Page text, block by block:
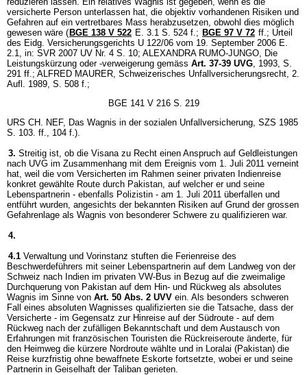
versicherte Person unterlassen hat, die objektiv vorhandenen Risiken und
Gefahren auf ein vertretbares Mass herabzusetzen, obwohl dies möglich
gewesen wäre ( BGE 138 V 522 E. 3.1 S. 524 f.; BGE 97 V 72 ff.; Urteil
des Eidg. Versicherungsgerichts U 122/06 vom 19. September 2006 E.
2.1, in: SVR 2007 UV Nr. 4 S. 10; ALEXANDRA RUMO-JUNGO, Die
Leistungskürzung oder -verweigerung gemäss Art. 37-39 UVG, 1993, S.
291 ff.; ALFRED MAURER, Schweizerisches Unfallversicherungsrecht, 2.
Aufl. 1989, S. 508 f.;
BGE 141 V 216 S. 219
URS CH. NEF, Das Wagnis in der sozialen Unfallversicherung, SZS 1985
S. 103. ff., 104 f.).
3. Streitig ist, ob die Visana zu Recht einen Anspruch auf Geldleistungen
nach UVG im Zusammenhang mit dem Ereignis vom 1. Juli 2011 verneint
hat, weil die vom Versicherten im Rahmen seiner privaten Indienreise
konkret gewählte Route durch Pakistan, auf welcher er und seine
Lebenspartnerin - ebenfalls Polizistin - am 1. Juli 2011 überfallen und
entführt wurden, angesichts der bekannten Risiken auf Grund der grossen
Gefahrenlage als Wagnis von besonderer Schwere zu qualifizieren war.
4.
4.1 Verwaltung und Vorinstanz stuften die Ferienreise des
Beschwerdeführers mit seiner Lebenspartnerin auf dem Landweg von der
Schweiz nach Indien im privaten VW-Bus in Bezug auf die zweimalige
Durchquerung von Pakistan auf dem Hin- und Rückweg als absolutes
Wagnis im Sinne von Art. 50 Abs. 2 UVV ein. Als besonders schweren
Fall eines absoluten Wagnisses qualifizierten sie die Tatsache, dass der
Versicherte - im Gegensatz zur Hinreise auf der Südroute - auf dem
Rückweg nach der zufälligen Bekanntschaft und dem Austausch von
Erfahrungen mit französischen Touristen die Rückreiseroute änderte, für
den Heimweg die kürzere Nordroute wählte und in Loralai (Pakistan) die
Reise kurzfristig ohne bewaffnete Eskorte fortsetzte, wobei er und seine
Partnerin in Geiselhaft der Taliban gerieten.